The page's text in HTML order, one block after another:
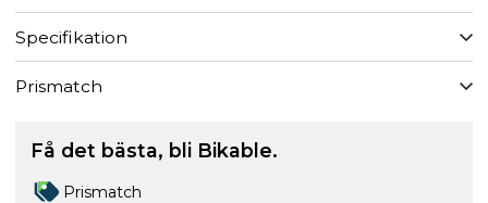
Specifikation
Prismatch
Få det bästa, bli Bikable.
Prismatch